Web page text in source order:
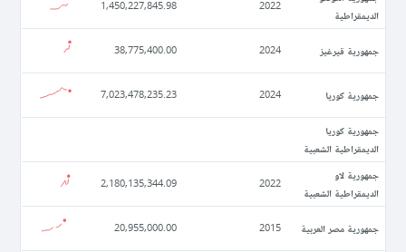
الديمقراطية
2022
1,450,227,845.98
جمهورية قيرغيز 2024
38,775,400.00
جمهورية كوريا 2024
7,023,478,235.23
جمهورية كوريا
الديمقراطية الشعبية
جمهورية لاو
الديمقراطية الشعبية
2022
2,180,135,344.09
جمهورية مصر العربية 2015
20,955,000.00